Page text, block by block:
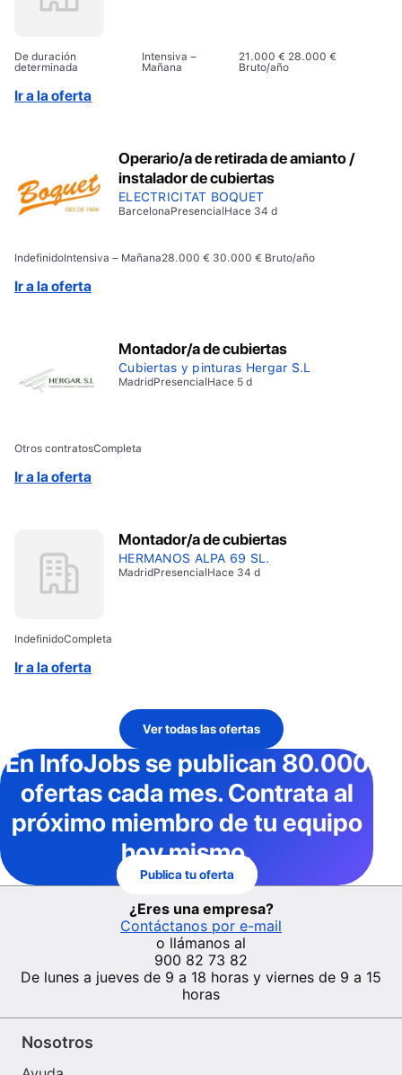
De duración
determinada
Intensiva –
Mañana
21.000 € 28.000 €
Bruto/año
Ir a la oferta
Operario/a de retirada de amianto /
instalador de cubiertas
ELECTRICITAT BOQUET
BarcelonaPresencialHace 34 d
IndefinidoIntensiva – Mañana28.000 € 30.000 € Bruto/año
Ir a la oferta
Montador/a de cubiertas
Cubiertas y pinturas Hergar S.L
MadridPresencialHace 5 d
Otros contratosCompleta
Ir a la oferta
Montador/a de cubiertas
HERMANOS ALPA 69 SL.
MadridPresencialHace 34 d
IndefinidoCompleta
Ir a la oferta
Ver todas las ofertas
En InfoJobsse publican 80.000
ofertas cada mes. Contrata al
próximo miembro de tu equipo
hoy mismo.
Publica tu oferta
¿Eres una empresa?
Contáctanos por e-mail
o llámanos al
900 82 73 82
De lunes a jueves de 9 a 18 horas y viernes de 9 a 15
horas
Nosotros